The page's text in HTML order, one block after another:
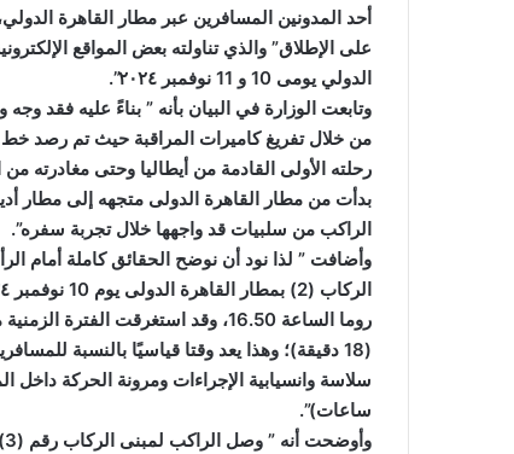
أحد المدونين المسافرين عبر مطار القاهرة
على الإطلاق” والذي تناولته بعض المواقع
الدولي يومى 10 و 11 نوفمبر ٢٠٢٤”.
وتابعت الوزارة في البيان بأنه ” بناءً عليه فقد
من خلال تفريغ كاميرات المراقبة حيث تم رصد
رحلته الأولى القادمة من أيطاليا وحتى مغادرته
بدأت من مطار القاهرة الدولى متجهه إلى مطار
الراكب من سلبيات قد واجهها خلال تجربة سفره”.
وأضافت ” لذا نود أن نوضح الحقائق كاملة أمام
روما الساعة 16.50، وقد استغرقت
(18 دقيقة)؛ وهذا يعد وقتا قياسيًا بالنسبة
ساعات)”.